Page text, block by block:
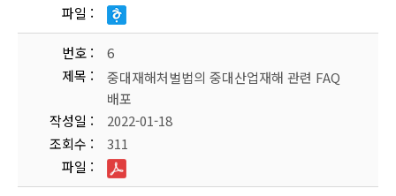
파일
번호
6
제목
중대재해처벌법의 중대산업재해 관련 FAQ
배포
작성일
2022-01-18
조회수
311
파일